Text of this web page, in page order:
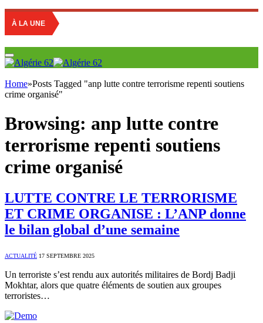
À LA UNE
Home»Posts Tagged "anp lutte contre terrorisme repenti soutiens
crime organisé"
Browsing: anp lutte contre
terrorisme repenti soutiens
crime organisé
LUTTE CONTRE LE TERRORISME
ET CRIME ORGANISE : L’ANP donne
le bilan global d’une semaine
ACTUALITÉ 17 SEPTEMBRE 2025
Un terroriste s’est rendu aux autorités militaires de Bordj Badji
Mokhtar, alors que quatre éléments de soutien aux groupes
terroristes…